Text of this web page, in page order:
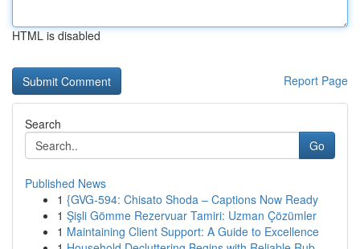
HTML is disabled
Report Page
Search
Go
Published News
1 {GVG-594: Chisato Shoda – Captions Now Ready
1 Şişli Gömme Rezervuar Tamiri: Uzman Çözümler
1 Maintaining Client Support: A Guide to Excellence